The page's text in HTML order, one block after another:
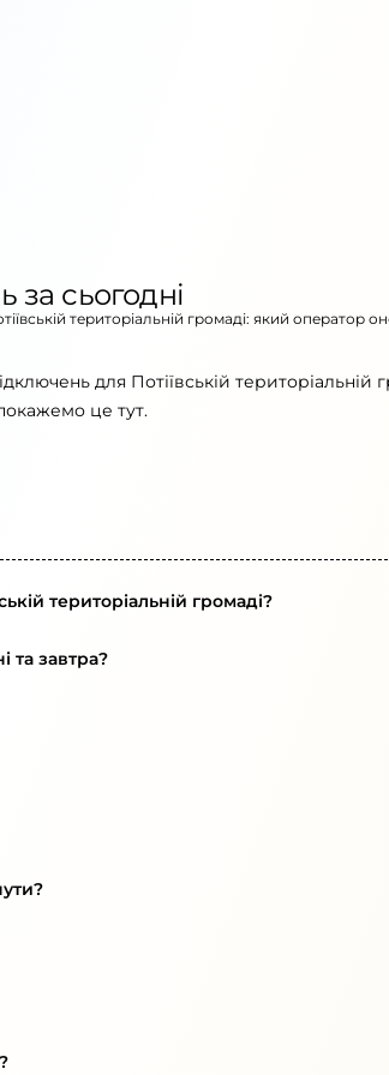
за сьогодні
територіальній громаді: який оператор
для Потіївській територіальній
це тут.
територіальній громаді?
та завтра?